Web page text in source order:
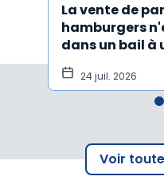
La vente de
hamburgers
dans un bail à
pâtes, salades
24 juil. 2026
Voir